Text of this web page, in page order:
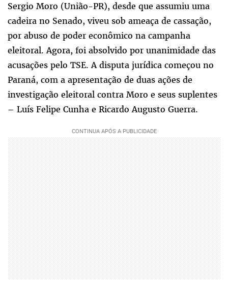
Sergio Moro (União-PR), desde que assumiu uma
cadeira no Senado, viveu sob ameaça de cassação,
por abuso de poder econômico na campanha
eleitoral. Agora, foi absolvido por unanimidade das
acusações pelo TSE. A disputa jurídica começou no
Paraná, com a apresentação de duas ações de
investigação eleitoral contra Moro e seus suplentes
– Luís Felipe Cunha e Ricardo Augusto Guerra.